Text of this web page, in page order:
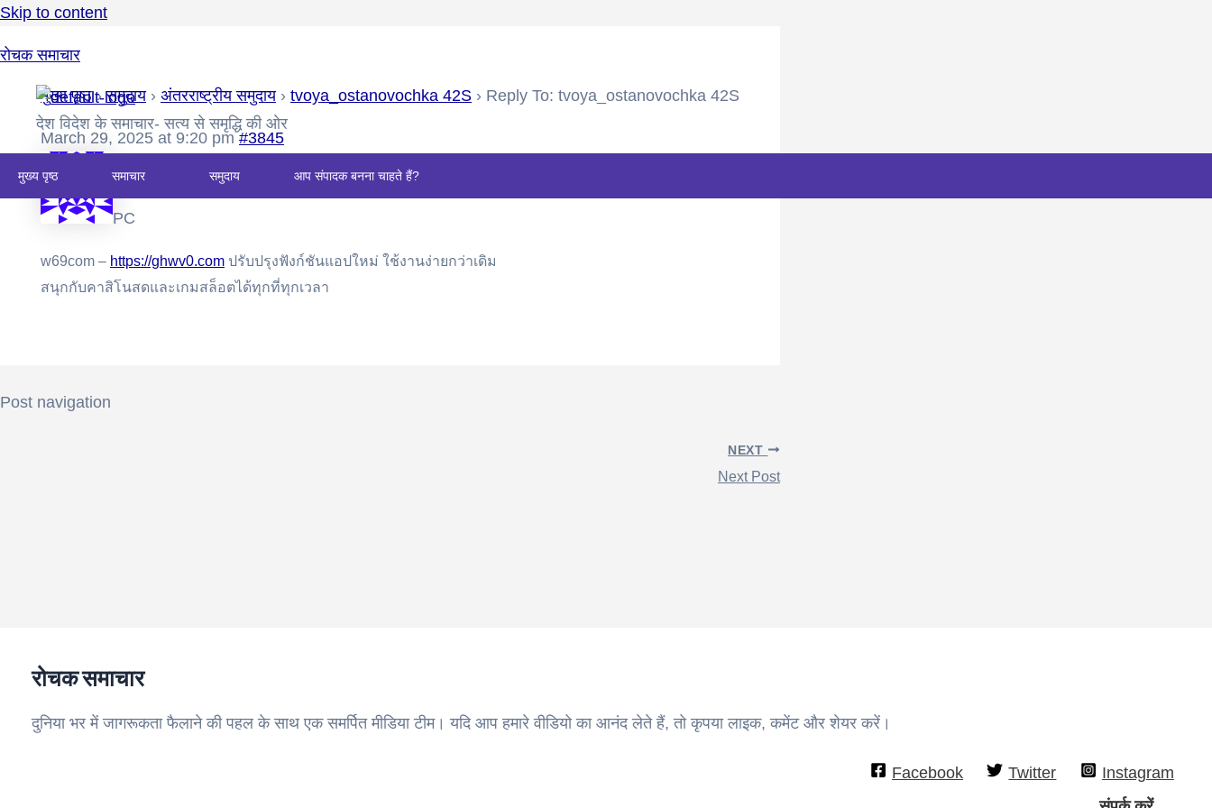
Skip to content
रोचक समाचार
देश विदेश के समाचार- सत्य से समृद्धि की ओर
मुख्य पृष्ठ समाचार समुदाय आप संपादक बनना चाहते हैं?
मुख्य पृष्ठ › समुदाय › अंतरराष्ट्रीय समुदाय › tvoya_ostanovochka 42S › Reply To: tvoya_ostanovochka 42S
March 29, 2025 at 9:20 pm #3845
PC
w69com – https://ghwv0.com ปรับปรุงฟังก์ชันแอปใหม่ ใช้งานง่ายกว่าเดิม
สนุกกับคาสิโนสดและเกมสล็อตได้ทุกที่ทุกเวลา
Post navigation
NEXT
Next Post
रोचक समाचार
दुनिया भर में जागरूकता फैलाने की पहल के साथ एक समर्पित मीडिया टीम। यदि आप हमारे वीडियो का आनंद लेते हैं, तो कृपया लाइक, कमेंट और शेयर करें।
Facebook Twitter
Instagram